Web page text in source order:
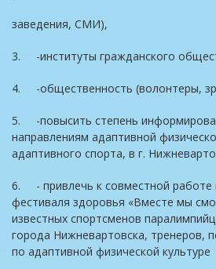
заведения, СМИ),
3. -институты гражданского
4. -общественность (волонтеры,
5. -повысить степень
направлениям адаптивной
адаптивного спорта, в г.
6. - привлечь к совместной работе
фестиваля здоровья «Вместе мы
известных спортсменов
города Нижневартовска, тренеров,
по адаптивной физической культуре